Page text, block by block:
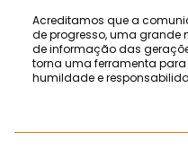
Acreditamos que a
de progresso, uma grande
de informação das
torna uma ferramenta
humildade e